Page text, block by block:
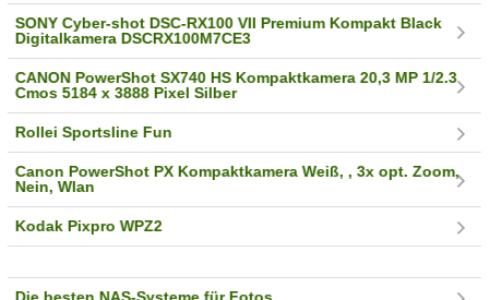
SONY Cyber-shot DSC-RX100 VII Premium Kompakt Black
Digitalkamera DSCRX100M7CE3
CANON PowerShot SX740 HS Kompaktkamera 20,3 MP 1/2.3
Cmos 5184 x 3888 Pixel Silber
Rollei Sportsline Fun
Canon PowerShot PX Kompaktkamera Weiß, , 3x opt. Zoom,
Nein, Wlan
Kodak Pixpro WPZ2